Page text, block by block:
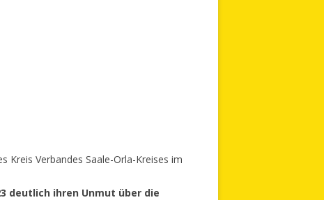
Kreis Verbandes Saale-Orla-Kreises im
deutlich ihren Unmut über die